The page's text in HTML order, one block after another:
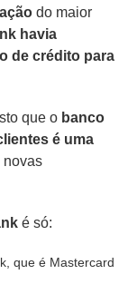
do maior
havia
de crédito para
que o banco
é uma
novas
é só:
que é Mastercard